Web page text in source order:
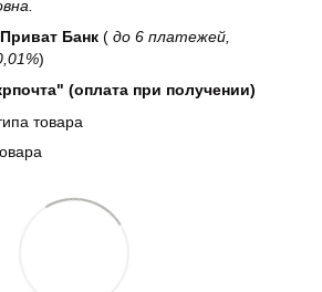
Банк ( до 6 платежей,
)
(оплата при получении)
товара